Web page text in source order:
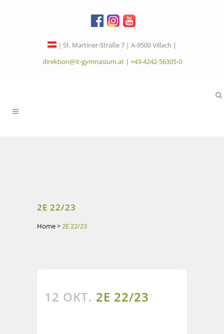
| St. Martiner-Straße 7 | A-9500 Villach |
direktion@it-gymnasium.at| +43-4242-56305-0
2E 22/23
Home>2E 22/23
12 OKT. 2E 22/23